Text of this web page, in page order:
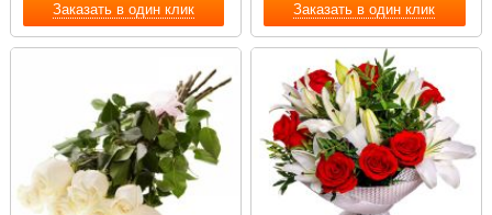
Заказать в один клик Заказать в один клик